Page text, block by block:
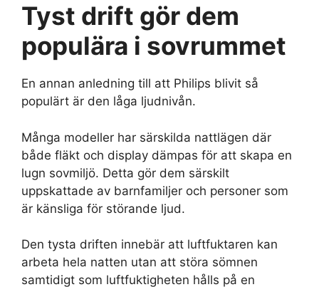
Tyst drift gör dem
populära i sovrummet
En annan anledning till att Philips blivit så
populärt är den låga ljudnivån.
Många modeller har särskilda nattlägen där
både fläkt och display dämpas för att skapa en
lugn sovmiljö. Detta gör dem särskilt
uppskattade av barnfamiljer och personer som
är känsliga för störande ljud.
Den tysta driften innebär att luftfuktaren kan
arbeta hela natten utan att störa sömnen
samtidigt som luftfuktigheten hålls på en